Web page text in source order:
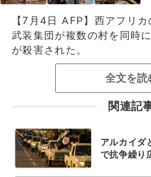
【7月4日 AFP】西アフリカ
武装集団が複数の村を同時
が殺害された。
全文を読
関連記
アルカイダ
で抗争繰り